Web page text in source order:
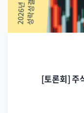
[토론회] 주